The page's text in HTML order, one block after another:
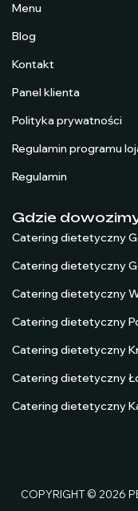
Menu
Blog
Kontakt
Panel klienta
Polityka prywatności
Regulamin programu
Regulamin
Gdzie
Catering dietetyczny
Catering dietetyczny
Catering dietetyczny
Catering dietetyczny
Catering dietetyczny
Catering dietetyczny
Catering dietetyczny
COPYRIGHT © 2026